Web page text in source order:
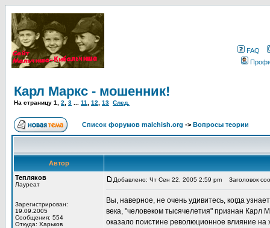
FAQ
Карл Маркс - мошенник!
На страницу 1 2 3 11 12 13 След.
Список форумов malchish.org -> Вопросы теории
Автор
Тепляков
Лауреат
Зарегистрирован:
19.09.2005
Сообщения: 554
Откуда: Харьков
Добавлено: Чт Сен 22, 2005 2:59 pm Заголовок
Вы, наверное, не очень удивитесь, когда
века, "человеком тысячелетия" признан Карл
оказало поистине революционное влияние на